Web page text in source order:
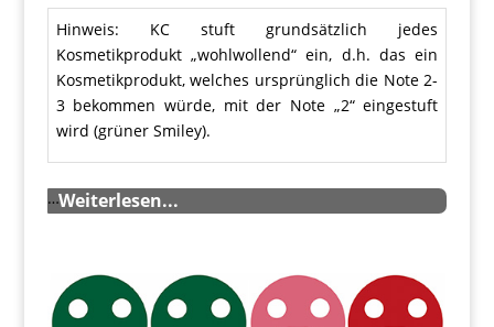
Hinweis: KC stuft grundsätzlich jedes
Kosmetikprodukt „wohlwollend“ ein, d.h. das ein
Kosmetikprodukt, welches ursprünglich die Note 2-
3 bekommen würde, mit der Note „2“ eingestuft
wird (grüner Smiley).
…Weiterlesen...